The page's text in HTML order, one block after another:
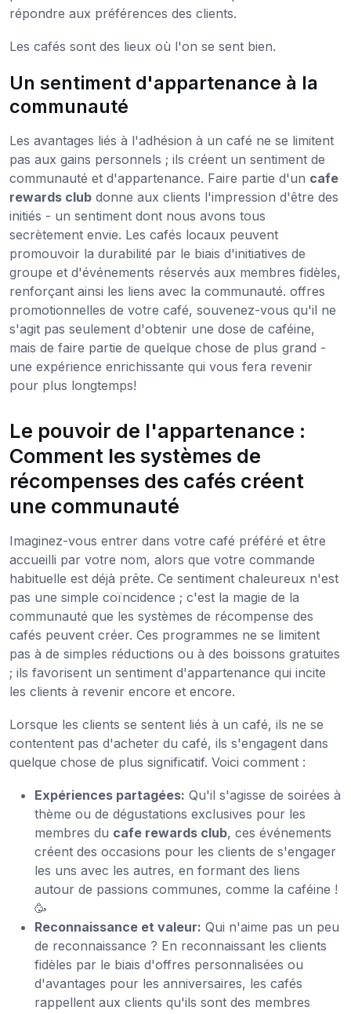
répondre aux préférences des clients.
Les cafés sont des lieux où l'on se sent bien.
Un sentiment d'appartenance à la
communauté
Les avantages liés à l'adhésion à un café ne se limitent
pas aux gains personnels ; ils créent un sentiment de
communauté et d'appartenance. Faire partie d'un cafe
rewards club donne aux clients l'impression d'être des
initiés - un sentiment dont nous avons tous
secrètement envie. Les cafés locaux peuvent
promouvoir la durabilité par le biais d'initiatives de
groupe et d'événements réservés aux membres fidèles,
renforçant ainsi les liens avec la communauté. offres
promotionnelles de votre café, souvenez-vous qu'il ne
s'agit pas seulement d'obtenir une dose de caféine,
mais de faire partie de quelque chose de plus grand -
une expérience enrichissante qui vous fera revenir
pour plus longtemps!
Le pouvoir de l'appartenance :
Comment les systèmes de
récompenses des cafés créent
une communauté
Imaginez-vous entrer dans votre café préféré et être
accueilli par votre nom, alors que votre commande
habituelle est déjà prête. Ce sentiment chaleureux n'est
pas une simple coïncidence ; c'est la magie de la
communauté que les systèmes de récompense des
cafés peuvent créer. Ces programmes ne se limitent
pas à de simples réductions ou à des boissons gratuites
; ils favorisent un sentiment d'appartenance qui incite
les clients à revenir encore et encore.
Lorsque les clients se sentent liés à un café, ils ne se
contentent pas d'acheter du café, ils s'engagent dans
quelque chose de plus significatif. Voici comment :
Expériences partagées: Qu'il s'agisse de soirées à
thème ou de dégustations exclusives pour les
membres du cafe rewards club, ces événements
créent des occasions pour les clients de s'engager
les uns avec les autres, en formant des liens
autour de passions communes, comme la caféine !
🥳
Reconnaissance et valeur: Qui n'aime pas un peu
de reconnaissance ? En reconnaissant les clients
fidèles par le biais d'offres personnalisées ou
d'avantages pour les anniversaires, les cafés
rappellent aux clients qu'ils sont des membres